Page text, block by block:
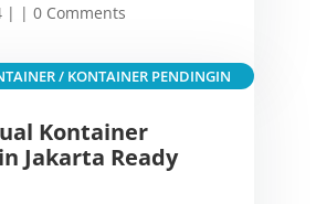
| | 0 Comments
Kontainer
Jakarta Ready
/ KONTAINER PENDINGIN